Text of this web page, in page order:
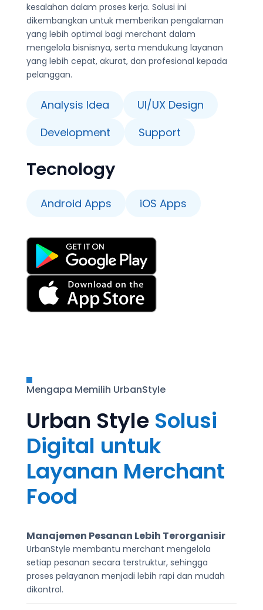
kesalahan dalam proses kerja. Solusi ini
dikembangkan untuk memberikan pengalaman
yang lebih optimal bagi merchant dalam
mengelola bisnisnya, serta mendukung layanan
yang lebih cepat, akurat, dan profesional kepada
pelanggan.
Analysis Idea
UI/UX Design
Development
Support
Tecnology
Android Apps iOS Apps
Mengapa Memilih UrbanStyle
Urban Style Solusi
Digital untuk
Layanan Merchant
Food
Manajemen Pesanan Lebih Terorganisir
UrbanStyle membantu merchant mengelola
setiap pesanan secara terstruktur, sehingga
proses pelayanan menjadi lebih rapi dan mudah
dikontrol.